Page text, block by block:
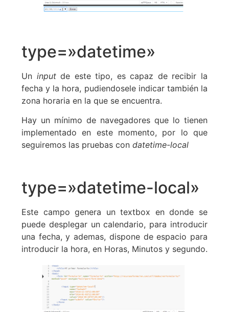
type=»datetime»
Un inputde este tipo, es capaz de recibir la
fecha y la hora, pudiendosele indicar también la
zona horaria en la que se encuentra.
Hay un mínimo de navegadores que lo tienen
implementado en este momento, por lo que
seguiremos las pruebas con datetime-local
type=»datetime-local»
Este campo genera un textbox en donde se
puede desplegar un calendario, para introducir
una fecha, y ademas, dispone de espacio para
introducir la hora, en Horas, Minutos y segundo.